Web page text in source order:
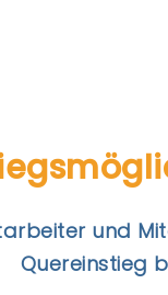
und
Quereinstieg